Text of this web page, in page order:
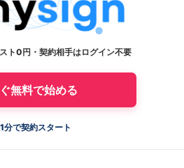
ト0円・契約相手はログイン不要
無料で始める
分で契約スタート